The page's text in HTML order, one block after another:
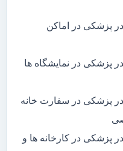
پزشکی در اماکن
پزشکی در نمایشگاه ها
پزشکی در سفارت خانه
پزشکی در کارخانه ها و